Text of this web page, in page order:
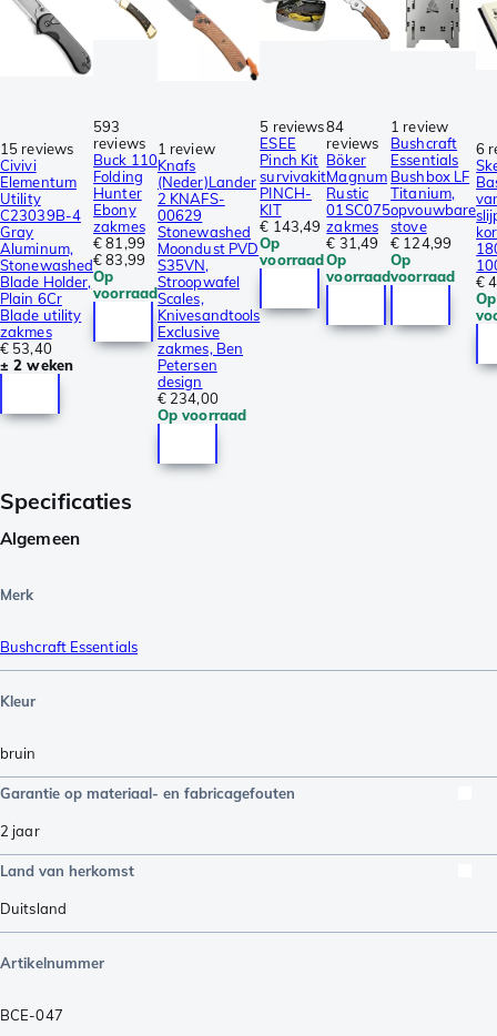
15 reviews
Civivi
Elementum
Utility
C23039B-4
Gray
Aluminum,
Stonewashed
Blade Holder,
Plain 6Cr
Blade utility
zakmes
€ 53,40
± 2 weken
593
reviews
Buck 110
Folding
Hunter
Ebony
zakmes
€ 81,99
€ 83,99
Op
voorraad
1 review
Knafs
(Neder)Lander
2 KNAFS-
00629
Stonewashed
Moondust PVD
S35VN,
Stroopwafel
Scales,
Knivesandtools
Exclusive
zakmes, Ben
Petersen
design
€ 234,00
Op voorraad
5 reviews
ESEE
Pinch Kit
survivakit
PINCH-
KIT
€ 143,49
Op
voorraad
84
reviews
Böker
Magnum
Rustic
01SC075
zakmes
€ 31,49
Op
voorraad
1 review
Bushcraft
Essentials
Bushbox LF
Titanium,
opvouwbare
stove
€ 124,99
Op
voorraad
6
€
Op
Specificaties
Algemeen
Merk
Bushcraft Essentials
Kleur
bruin
Garantie op materiaal- en fabricagefouten
2 jaar
Land van herkomst
Duitsland
Artikelnummer
BCE-047